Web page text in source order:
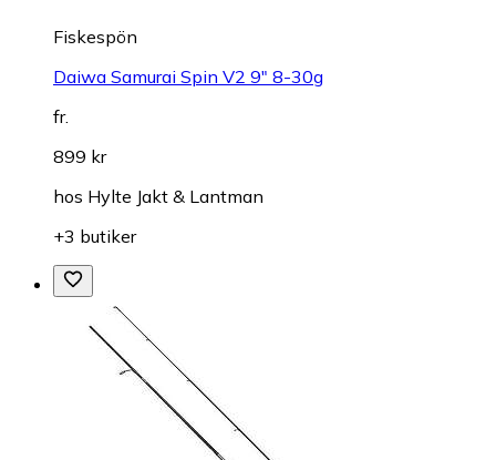
Fiskespön
Daiwa Samurai Spin V2 9" 8-30g
fr.
899 kr
hos Hylte Jakt & Lantman
+3 butiker